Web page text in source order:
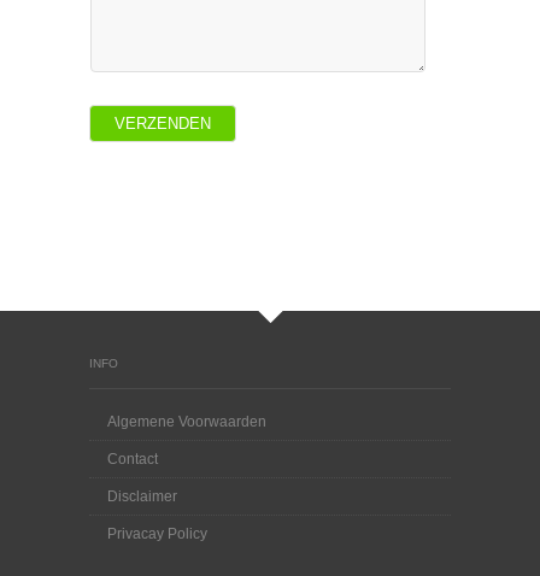
INFO
Algemene Voorwaarden
Contact
Disclaimer
Privacay Policy